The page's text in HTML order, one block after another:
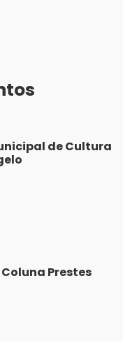
de Cultura
Prestes